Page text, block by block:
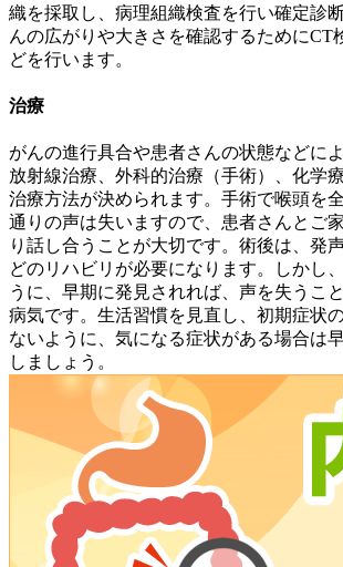
織を採取し、病理組織検査を行い確定診
んの広がりや大きさを確認するためにCT
どを行います。
治療
がんの進行具合や患者さんの状態などに
放射線治療、外科的治療（手術）、化学
治療方法が決められます。手術で喉頭を
通りの声は失いますので、患者さんとご
り話し合うことが大切です。術後は、発
どのリハビリが必要になります。しかし
うに、早期に発見されれば、声を失うこ
病気です。生活習慣を見直し、初期症状
ないように、気になる症状がある場合は
しましょう。